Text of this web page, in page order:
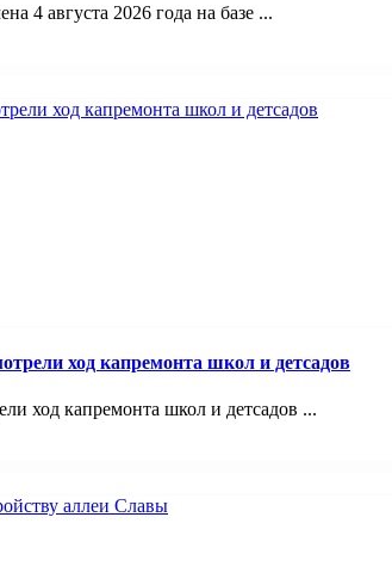
4 августа 2026 года на базе ...
ход капремонта школ и детсадов
ход капремонта школ и детсадов ...